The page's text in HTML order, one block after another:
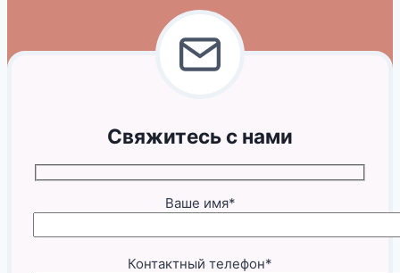
Свяжитесь с нами
Ваше имя*
Контактный телефон*